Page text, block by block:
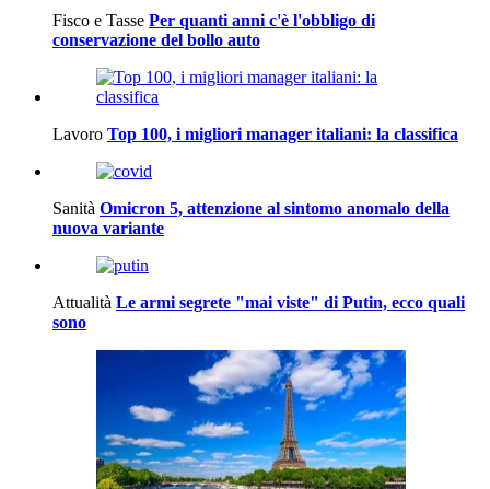
Fisco e Tasse Per quanti anni c'è l'obbligo di
conservazione del bollo auto
Lavoro Top 100, i migliori manager italiani: la classifica
Sanità Omicron 5, attenzione al sintomo anomalo della
nuova variante
Attualità Le armi segrete "mai viste" di Putin, ecco quali
sono